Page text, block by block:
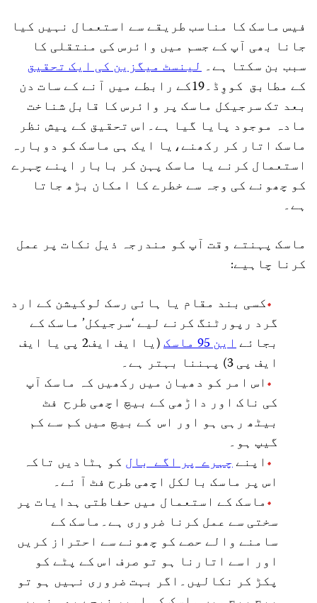
فیس ماسک کا مناسب طریقے سے استعمال نہیں کیا
جانا بھی آپ کے جسم میں وائرس کی منتقلی کا
سبب بن سکتا ہے۔ لینسٹ میگزین کی ایک تحقیق
کے مطابق کووِڈ۔19کے رابطے میں آنے کے سات دن
بعد تک سرجیکل ماسک پر وائرس کا قابل شناخت
مادہ موجود پایا گیا ہے۔اس تحقیق کے پیش نظر
ماسک اتار کر رکھنے،یا ایک ہی ماسک کو دوبارہ
استعمال کرنے یا ماسک پہن کر بابار اپنے چہرے
کو چھونے کی وجہ سے خطرے کا امکان بڑھ جاتا
ہے۔
ماسک پہنتے وقت آپ کو مندرجہ ذیل نکات پر عمل
کرنا چاہیے:
کسی بند مقام یا ہائی رسک لوکیشن کے ارد
گرد رپورٹنگ کرنے لیے ‘سرجیکل’ ماسک کے
بجائےاین 95 ماسک
(یا ایف ایف2 پی یا ایف
ایف پی 3) پہننا بہتر ہے۔
اس امر کو دھیان میں رکھیں کہ ماسک آپ
کی ناک اور داڑھی کے بیچ اچھی طرح فٹ
بیٹھ رہی ہو اور اس کے بیچ میں کم سے کم
گیپ ہو۔
اپنےچہرے پر اگے بال کو ہٹادیں تاکہ
اس پر ماسک بالکل اچھی طرح فٹ آ ئے۔
ماسک کے استعمال میں حفاطتی ہدایات پر
سختی سے عمل کرنا ضروری ہے۔ماسک کے
سامنے والے حصے کو چھونے سے احتراز کریں
اور اسے اتارنا ہو تو صرف اس کے پٹے کو
پکڑ کر نکالیں۔اگر بہت ضروری نہیں ہو تو